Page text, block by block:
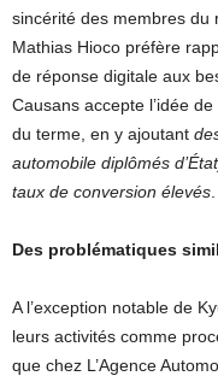
sincérité des membres du
Mathias Hioco préfère
de réponse digitale aux
Causans accepte l’idée
du terme, en y ajoutant
automobile diplômés
taux de conversion élevés
Des problématiques
A l’exception notable de
leurs activités comme
que chez L’Agence